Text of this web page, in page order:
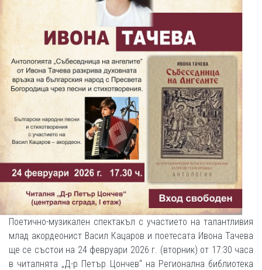
Поетично-музикален спектакъл с участието на талантливия
млад акордеонист Васил Кацаров и поетесата Ивона Тачева
ще се състои на 24 февруари 2026 г. (вторник) от 17:30 часа
в читалнята „Д-р Петър Цончев“ на Регионална библиотека